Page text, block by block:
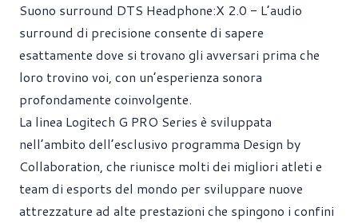
Suono surround DTS Headphone:X 2.0 - L’audio
surround di precisione consente di sapere
esattamente dove si trovano gli avversari prima che
loro trovino voi, con un’esperienza sonora
profondamente coinvolgente.
La linea Logitech G PRO Series è sviluppata
nell’ambito dell’esclusivo programma Design by
Collaboration, che riunisce molti dei migliori atleti e
team di esports del mondo per sviluppare nuove
attrezzature ad alte prestazioni che spingono i confini